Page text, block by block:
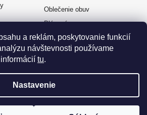
a reklám, poskytovanie funkcií
návštevnosti používame
tu.
Nastavenie
Oblečenie obuv
Plávaná
Muškárina
Premium a Adatelier